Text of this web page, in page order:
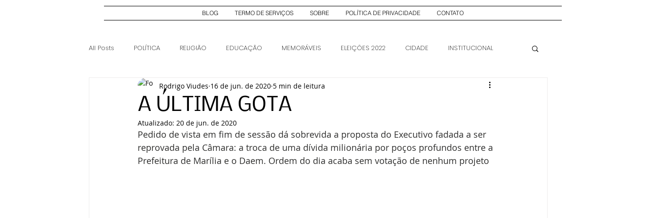
BLOG TERMO DE SERVIÇOS SOBRE POLÍTICA DE PRIVACIDADE CONTATO
All Posts POLÍTICA RELIGIÃO EDUCAÇÃO MEMORÁVEIS ELEIÇÕES 2022 CIDADE INSTITUCIONAL
ELEIÇÕES 2024 CASO JOSI DIAS ELEIÇÕES 2026 ELEIÇÕES 2026
A ÚLTIMA GOTA
Rodrigo Viudes 16 de jun. de 2020 5 min de leitura
Atualizado: 20 de jun. de 2020
Pedido de vista em fim de sessão dá sobrevida a proposta do Executivo fadada a ser
reprovada pela Câmara: a troca de uma dívida milionária por poços profundos entre a
Prefeitura de Marília e o Daem. Ordem do dia acaba sem votação de nenhum projeto